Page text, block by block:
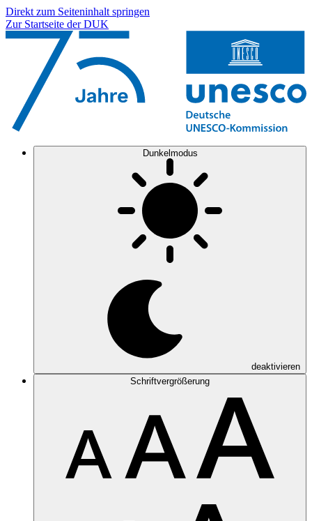
Direkt zum Seiteninhalt springen
Zur Startseite der DUK
Dunkelmodus
deaktivieren
Schriftvergrößerung